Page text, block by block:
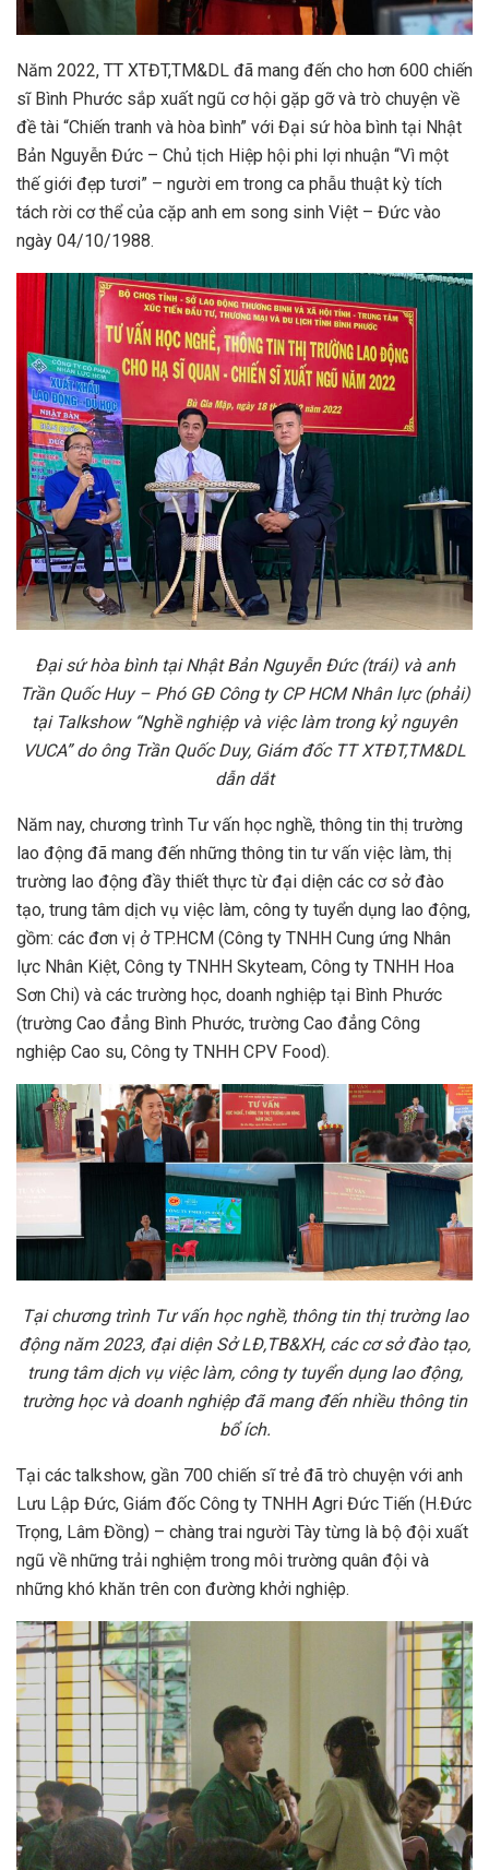
Năm 2022, TT XTĐT,TM&DL đã mang đến cho hơn 600 chiến
sĩ Bình Phước sắp xuất ngũ cơ hội gặp gỡ và trò chuyện về
đề tài “Chiến tranh và hòa bình” với Đại sứ hòa bình tại Nhật
Bản Nguyễn Đức – Chủ tịch Hiệp hội phi lợi nhuận “Vì một
thế giới đẹp tươi” – người em trong ca phẫu thuật kỳ tích
tách rời cơ thể của cặp anh em song sinh Việt – Đức vào
ngày 04/10/1988.
Đại sứ hòa bình tại Nhật Bản Nguyễn Đức (trái) và anh
Trần Quốc Huy – Phó GĐCông ty CP HCM Nhân lực(phải)
tại Talkshow “Nghề nghiệp và việc làm trong kỷ nguyên
VUCA” do ông Trần Quốc Duy, Giám đốc TT XTĐT,TM&DL
dẫn dắt
Năm nay, chương trình Tư vấn học nghề, thông tin thị trường
lao động đã mang đến những thông tin tư vấn việc làm, thị
trường lao động đầy thiết thực từ đại diện các cơ sở đào
tạo, trung tâm dịch vụ việc làm, công ty tuyển dụng lao động,
gồm: các đơn vị ở TP.HCM (Công ty TNHH Cung ứng Nhân
lực Nhân Kiệt, Công ty TNHH Skyteam, Công ty TNHH Hoa
Sơn Chi) và các trường học, doanh nghiệp tại Bình Phước
(trường Cao đẳng Bình Phước, trường Cao đẳng Công
nghiệp Cao su, Công ty TNHH CPV Food).
Tại chương trình Tư vấn học nghề, thông tin thị trường lao
động năm 2023, đại diện Sở LĐ,TB&XH, các cơ sở đào tạo,
trung tâm dịch vụ việc làm, công ty tuyển dụng lao động,
trường học và doanh nghiệpđã mang đến nhiều thông tin
bổ ích.
Tại các talkshow, gần 700 chiến sĩ trẻ đã trò chuyện với anh
Lưu Lập Đức, Giám đốc Công ty TNHH Agri Đức Tiến (H.Đức
Trọng, Lâm Đồng) – chàng trai người Tày từng là bộ đội xuất
ngũ về những trải nghiệm trong môi trường quân đội và
những khó khăn trên con đường khởi nghiệp.